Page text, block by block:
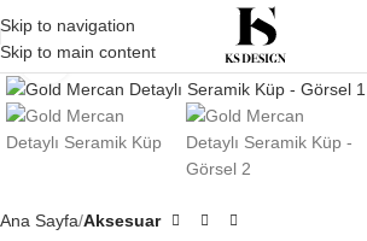
Skip to navigation
Skip to main content
Click to enlarge
Ana Sayfa Aksesuar